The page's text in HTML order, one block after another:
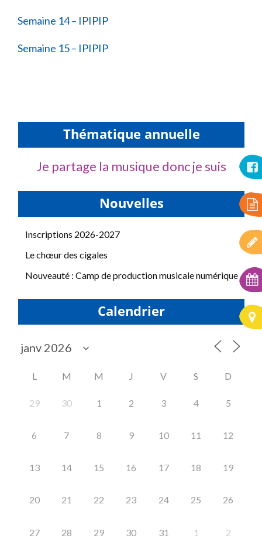
Semaine 14 – IPIPIP
Semaine 15 – IPIPIP
Thématique annuelle
Je partage la musique donc je suis
Nouvelles
Inscriptions 2026-2027
Le chœur des cigales
Nouveauté : Camp de production musicale numérique
Calendrier
L M M J V S D
29 30 1 2 3 4 5
6 7 8 9 10 11 12
13 14 15 16 17 18 19
20 21 22 23 24 25 26
27 28 29 30 31 1 2